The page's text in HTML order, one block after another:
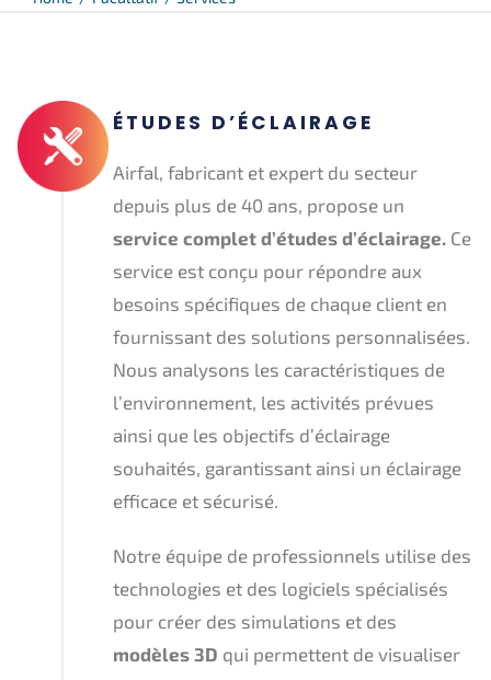
ÉTUDES D’ÉCLAIRAGE
Airfal, fabricant et expert du secteur
depuis plus de 40 ans, propose un
service complet d’études d’éclairage. Ce
service est conçu pour répondre aux
besoins spécifiques de chaque client en
fournissant des solutions personnalisées.
Nous analysons les caractéristiques de
l’environnement, les activités prévues
ainsi que les objectifs d’éclairage
souhaités, garantissant ainsi un éclairage
efficace et sécurisé.
Notre équipe de professionnels utilise des
technologies et des logiciels spécialisés
pour créer des simulations et des
modèles 3D qui permettent de visualiser